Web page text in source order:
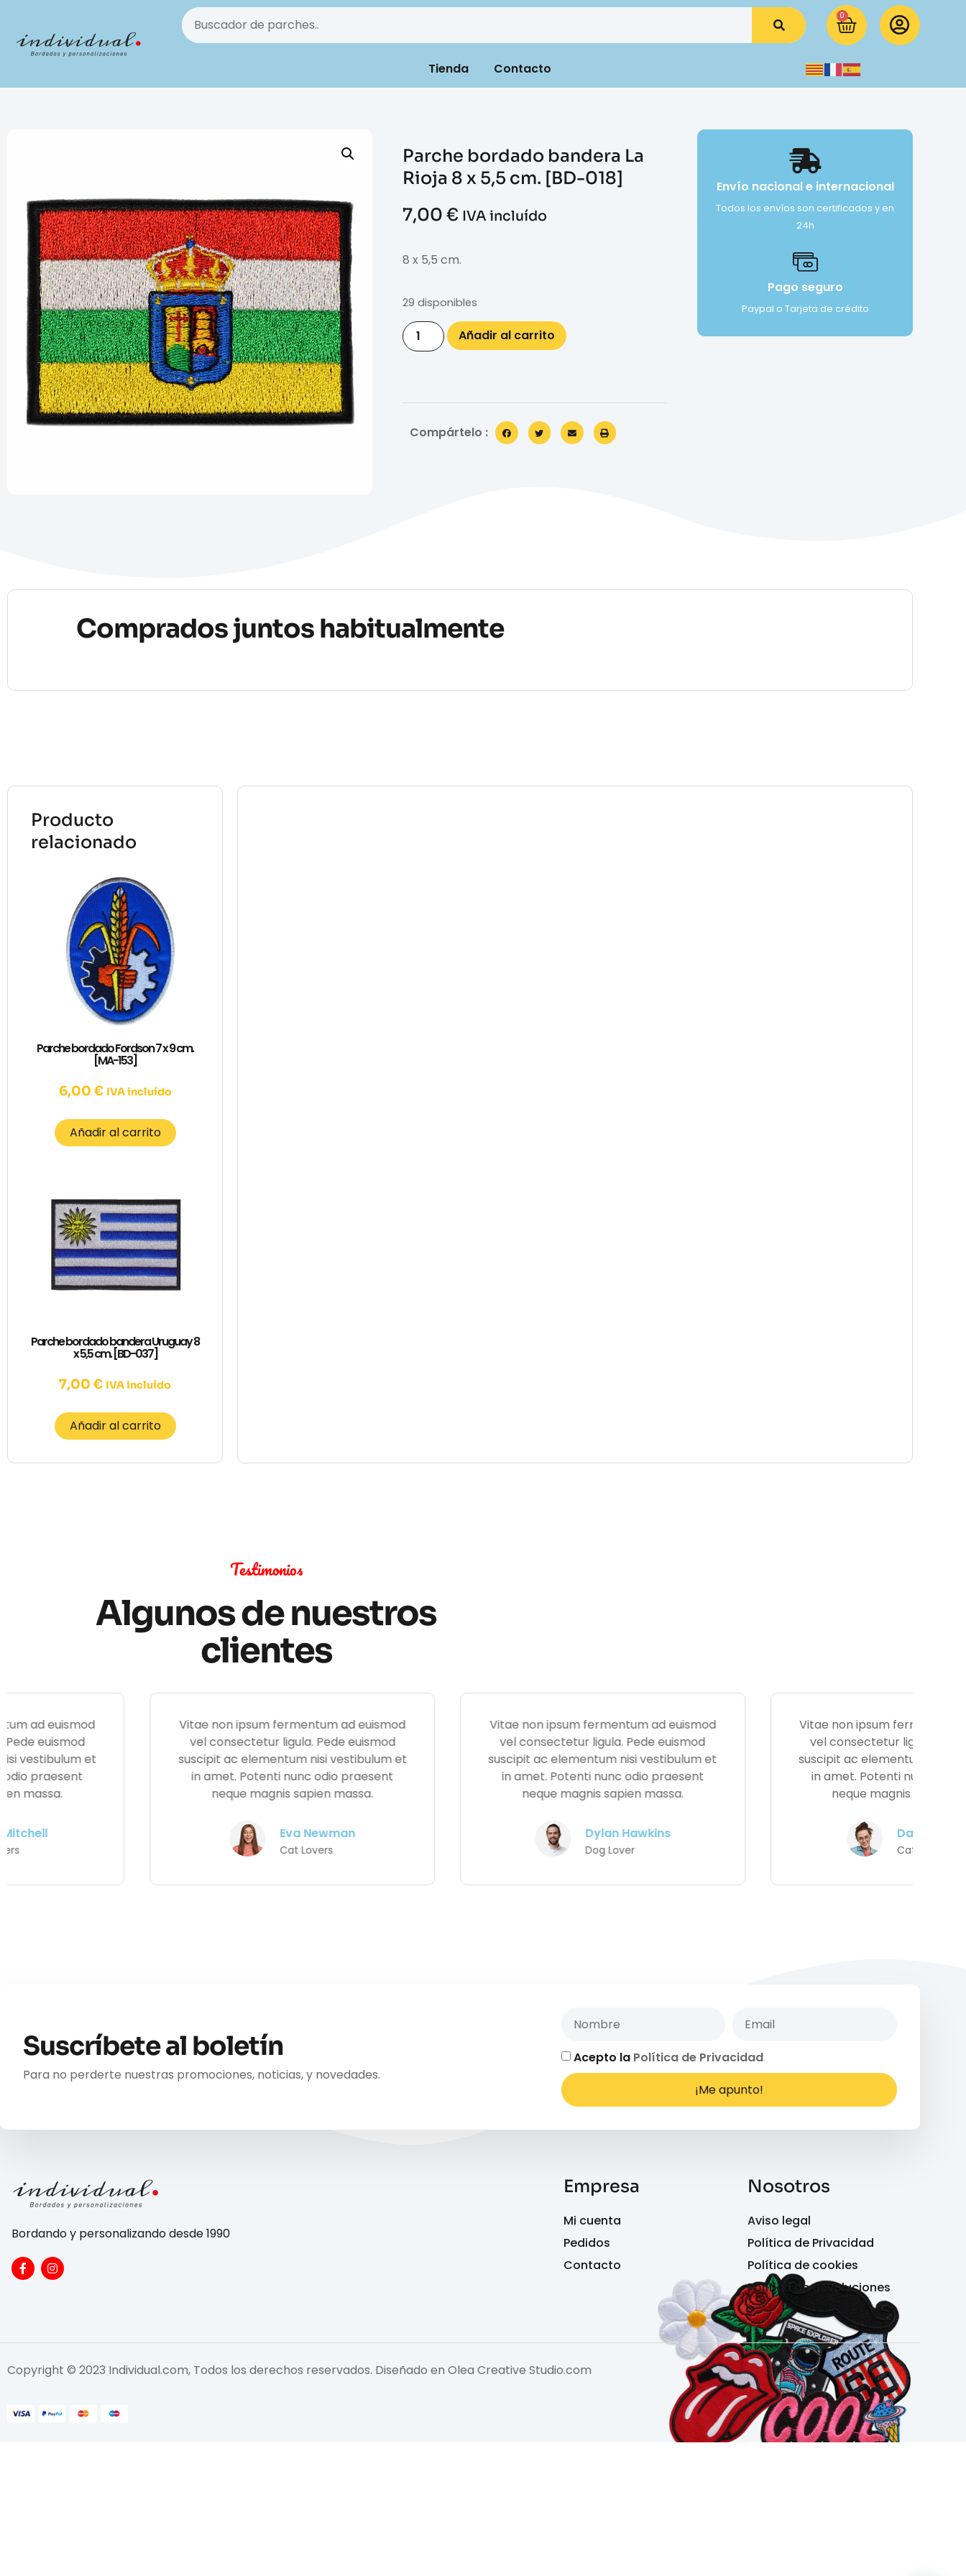
0
Tienda Contacto
Parche bordado bandera La
Rioja 8 x 5,5 cm. [BD-018]
7,00 € IVA incluído
8 x 5,5 cm.
29 disponibles
Añadir al carrito
Compártelo :
Envío nacional e internacional
Todos los envíos son certificados y en
24h
Pago seguro
Paypal o Tarjeta de crédito
Comprados juntos habitualmente
Producto
relacionado
Parche bordado Fordson 7 x 9 cm.
[MA-153]
6,00 € IVA incluído
Añadir al carrito
Parche bordado bandera Uruguay 8
x 5,5 cm. [BD-037]
7,00 € IVA incluído
Añadir al carrito
Testimonios
Algunos de nuestros
clientes
Vitae non ipsum fermentum ad euismod
vel consectetur ligula. Pede euismod
suscipit ac elementum nisi vestibulum et
in amet. Potenti nunc odio praesent
neque magnis sapien massa.
Vitae non ipsum fermentum ad euismod
vel consectetur ligula. Pede euismod
suscipit ac elementum nisi vestibulum et
in amet. Potenti nunc odio praesent
neque magnis sapien massa.
Vitae non ipsum fermentum ad euismod
vel consectetur ligula. Pede euismod
suscipit ac elementum nisi vestibulum et
in amet. Potenti nunc odio praesent
neque magnis sapien massa.
Suscríbete al boletín
Para no perderte nuestras promociones, noticias, y novedades.
Acepto la Política de Privacidad
¡Me apunto!
Bordando y personalizando desde 1990
Empresa
Mi cuenta
Pedidos
Contacto
Nosotros
Aviso legal
Política de Privacidad
Política de cookies
Política de devoluciones
Copyright © 2023 Individual.com, Todos los derechos reservados. Diseñado en Olea Creative Studio.com